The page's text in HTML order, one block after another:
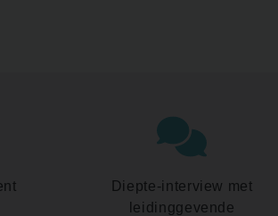
Diepte-interview met
leidinggevende